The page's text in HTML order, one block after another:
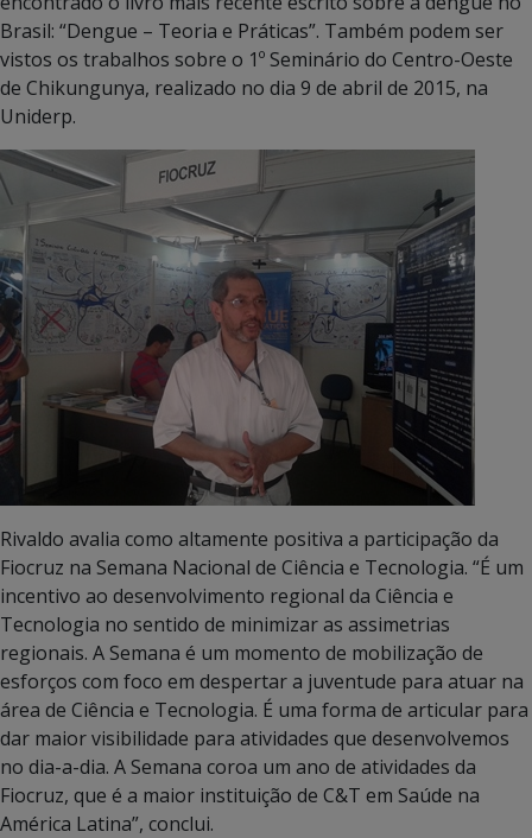
Brasil: “Dengue – Teoria e Práticas”. Também podem ser
vistos os trabalhos sobre o 1º Seminário do Centro-Oeste
de Chikungunya, realizado no dia 9 de abril de 2015, na
Uniderp.
Rivaldo avalia como altamente positiva a participação da
Fiocruz na Semana Nacional de Ciência e Tecnologia. “É um
incentivo ao desenvolvimento regional da Ciência e
Tecnologia no sentido de minimizar as assimetrias
regionais. A Semana é um momento de mobilização de
esforços com foco em despertar a juventude para atuar na
área de Ciência e Tecnologia. É uma forma de articular para
dar maior visibilidade para atividades que desenvolvemos
no dia-a-dia. A Semana coroa um ano de atividades da
Fiocruz, que é a maior instituição de C&T em Saúde na
América Latina”, conclui.